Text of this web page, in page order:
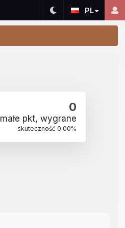
PL
0
małe pkt, wygrane
skuteczność 0.00%